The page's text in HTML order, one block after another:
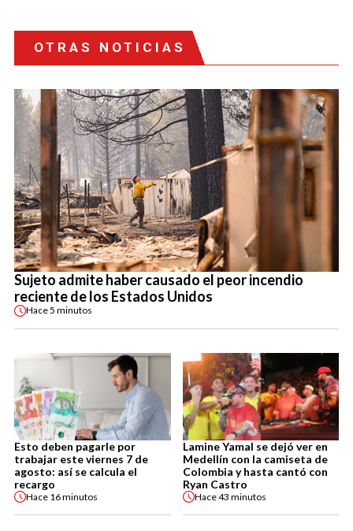
OTRAS NOTICIAS
Sujeto admite haber causado el peor incendio
reciente de los Estados Unidos
Hace5 minutos
Esto deben pagarle por
trabajar este viernes 7 de
agosto: así se calcula el
recargo
Hace 16 minutos
Lamine Yamal se dejó ver en
Medellín con la camiseta de
Colombia y hasta cantó con
Ryan Castro
Hace43 minutos